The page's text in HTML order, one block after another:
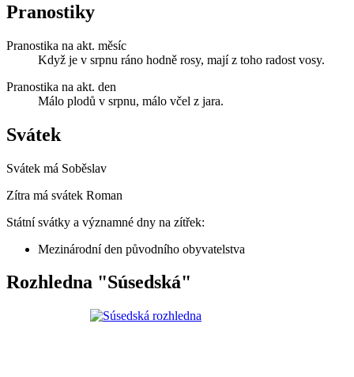
Pranostiky
Pranostika na akt. měsíc
Když je v srpnu ráno hodně rosy, mají z toho radost vosy.
Pranostika na akt. den
Málo plodů v srpnu, málo včel z jara.
Svátek
Svátek má Soběslav
Zítra má svátek Roman
Státní svátky a významné dny na zítřek:
Mezinárodní den původního obyvatelstva
Rozhledna "Súsedská"